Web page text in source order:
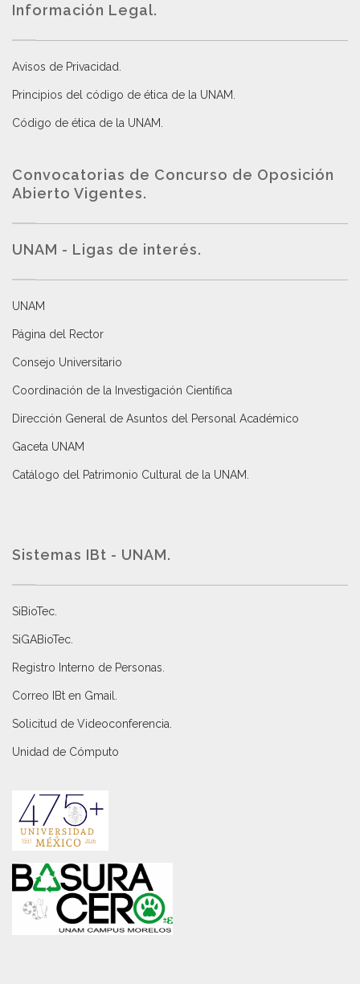
Información Legal.
Avisos de Privacidad
Principios del código de ética de la UNAM
Código de ética de la UNAM
Convocatorias de Concurso de Oposición
Abierto Vigentes.
UNAM - Ligas de interés.
UNAM
Página del Rector
Consejo Universitario
Coordinación de la Investigación Científica
Dirección General de Asuntos del Personal Académico
Gaceta UNAM
Catálogo del Patrimonio Cultural de la UNAM.
Sistemas IBt - UNAM.
SiBioTec
SiGABioTec.
Registro Interno de Personas
Correo IBt en Gmail
Solicitud de Videoconferencia.
Unidad de Cómputo